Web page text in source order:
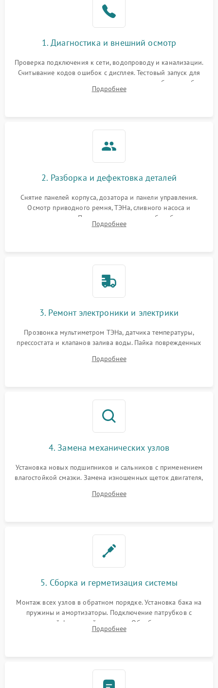
1. Диагностика и внешний осмотр
Проверка подключения к сети, водопроводу и канализации.
Считывание кодов ошибок с дисплея. Тестовый запуск для
выявления посторонних шумов, протечек или сбоев в работе
электронного модуля управления.
Подробнее
2. Разборка и дефектовка деталей
Снятие панелей корпуса, дозатора и панели управления.
Осмотр приводного ремня, ТЭНа, сливного насоса и
амортизаторов. Проверка подшипников барабана и
крестовины на износ, а манжеты люка на разрывы.
Подробнее
3. Ремонт электроники и электрики
Прозвонка мультиметром ТЭНа, датчика температуры,
прессостата и клапанов залива воды. Пайка поврежденных
Восстановление целостности проводки и контактов.
Подробнее
4. Замена механических узлов
Установка новых подшипников и сальников с применением
влагостойкой смазки. Замена изношенных щеток двигателя,
или поврежденной резиновой манжеты.
Подробнее
5. Сборка и герметизация системы
Монтаж всех узлов в обратном порядке. Установка бака на
пружины и амортизаторы. Подключение патрубков с
надежной фиксацией хомутами. Обработка стыков
герметиком для предотвращения возможных протечек воды.
Подробнее